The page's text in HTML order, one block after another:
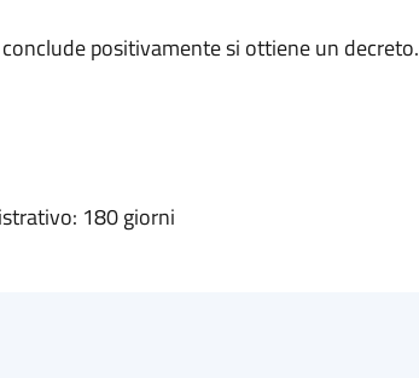
positivamente si ottiene un decreto.
180 giorni